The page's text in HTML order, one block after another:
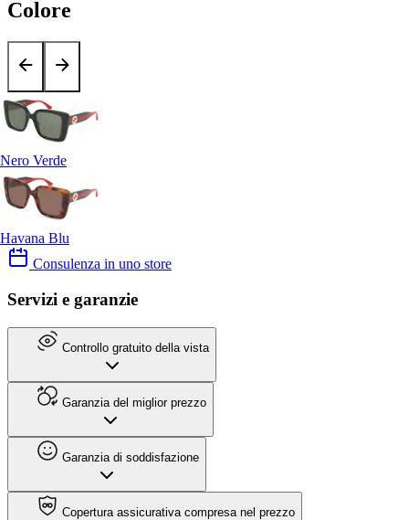
Colore
Nero Verde
Havana Blu
Consulenza in uno store
Servizi e garanzie
Controllo gratuito della vista
Garanzia del miglior prezzo
Garanzia di soddisfazione
Copertura assicurativa compresa nel prezzo